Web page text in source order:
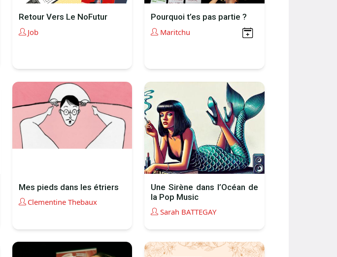
Retour Vers Le NoFutur
Job
Pourquoi t’es pas partie ?
Maritchu
Mes pieds dans les étriers
Clementine Thebaux
Une Sirène dans l’Océan de
la Pop Music
Sarah BATTEGAY